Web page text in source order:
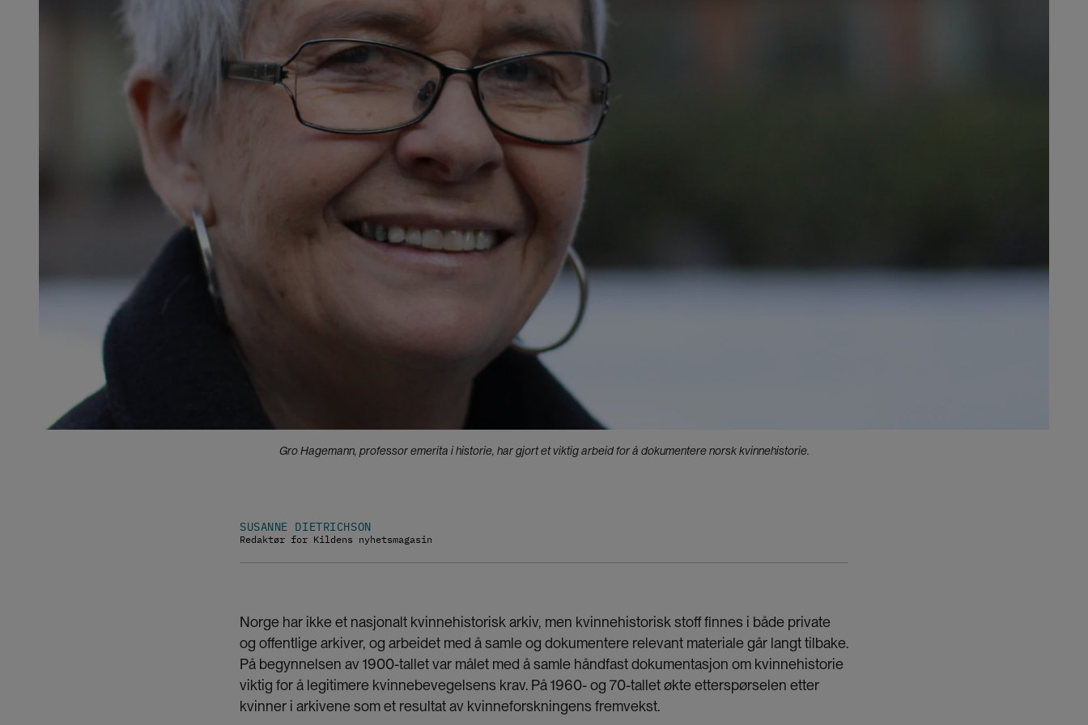
Gro Hagemann, professor emerita i historie, har gjort et viktig arbeid for å dokumentere norsk kvinnehistorie.
SUSANNE DIETRICHSON
Redaktør for Kildens nyhetsmagasin
Norge har ikke et nasjonalt kvinnehistorisk arkiv, men kvinnehistorisk stoff finnes i både private
og offentlige arkiver, og arbeidet med å samle og dokumentere relevant materiale går langt tilbake.
På begynnelsen av 1900-tallet var målet med å samle håndfast dokumentasjon om kvinnehistorie
viktig for å legitimere kvinnebevegelsens krav. På 1960- og 70-tallet økte etterspørselen etter
kvinner i arkivene som et resultat av kvinneforskningens fremvekst.